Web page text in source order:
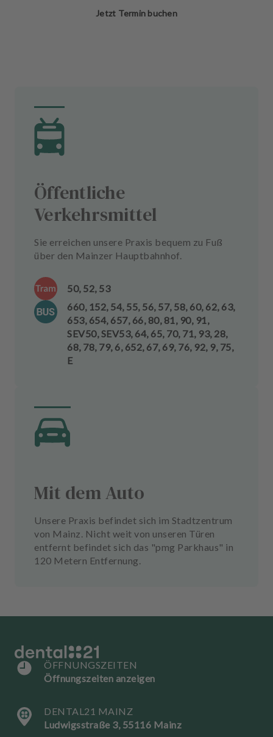
Jetzt Termin buchen
Öffentliche
Verkehrsmittel
Sie erreichen unsere Praxis bequem zu Fuß
über den Mainzer Hauptbahnhof.
50, 52, 53
660, 152, 54, 55, 56, 57, 58, 60, 62, 63,
653, 654, 657, 66, 80, 81, 90, 91,
SEV50, SEV53, 64, 65, 70, 71, 93, 28,
68, 78, 79, 6, 652, 67, 69, 76, 92, 9, 75,
E
Mit dem Auto
Unsere Praxis befindet sich im Stadtzentrum
von Mainz. Nicht weit von unseren Türen
entfernt befindet sich das "pmg Parkhaus" in
120 Metern Entfernung.
ÖFFNUNGSZEITEN
Öffnungszeiten anzeigen
DENTAL21 MAINZ
Ludwigsstraße 3, 55116 Mainz